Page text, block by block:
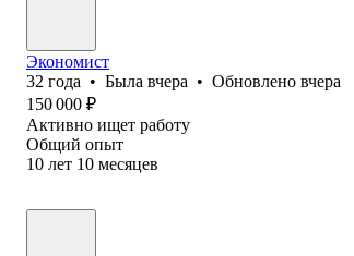
Экономист
32 года • Была вчера • Обновлено вчера
150 000 ₽
Активно ищет работу
Общий опыт
10 лет 10 месяцев